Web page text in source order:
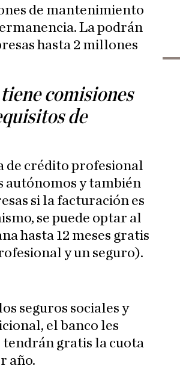
de mantenimiento
La podrán
hasta 2 millones
comisiones
de
de crédito profesional
autónomos y también
si la facturación es
se puede optar al
hasta 12 meses gratis
y un seguro).
seguros sociales y
el banco les
tendrán gratis la cuota
año.